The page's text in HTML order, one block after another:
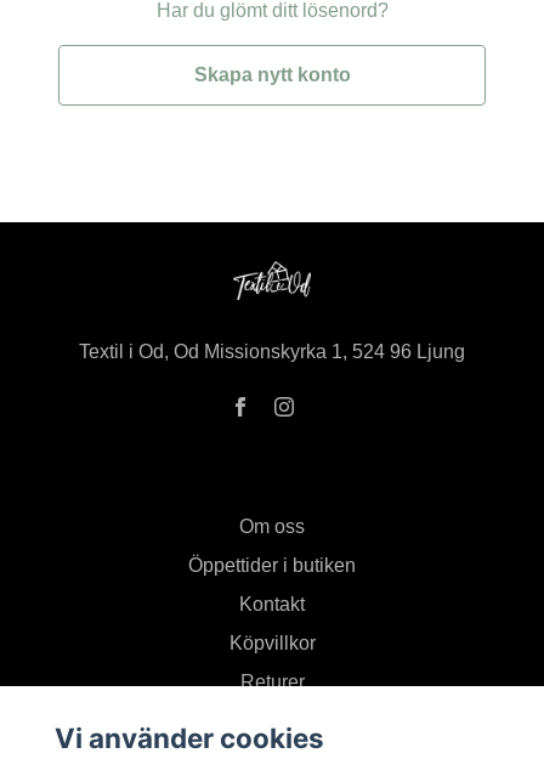
Har du glömt ditt lösenord?
Skapa nytt konto
Textil i Od, Od Missionskyrka 1, 524 96 Ljung
Om oss
Öppettider i butiken
Kontakt
Köpvillkor
Returer
Vi använder cookies